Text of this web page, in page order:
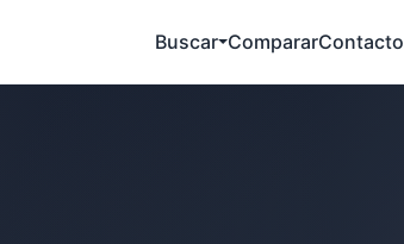
Buscar CompararContacto